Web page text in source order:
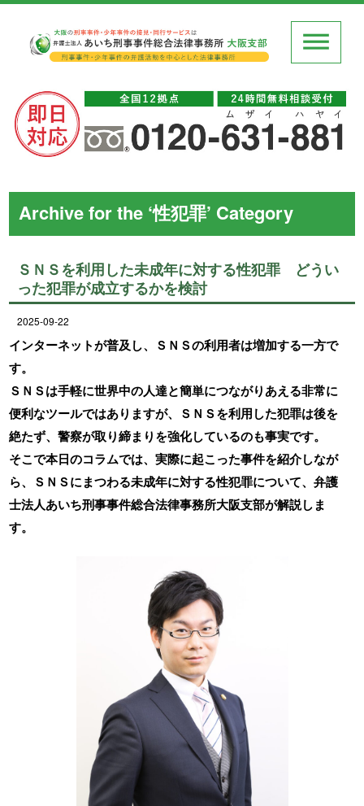
Archive for the ‘性犯罪’ Category
ＳＮＳを利用した未成年に対する性犯罪 どうい
った犯罪が成立するかを検討
2025-09-22
インターネットが普及し、ＳＮＳの利用者は増加する一方で
す。
ＳＮＳは手軽に世界中の人達と簡単につながりあえる非常に
便利なツールではありますが、ＳＮＳを利用した犯罪は後を
絶たず、警察が取り締まりを強化しているのも事実です。
そこで本日のコラムでは、実際に起こった事件を紹介しなが
ら、ＳＮＳにまつわる未成年に対する性犯罪について、弁護
士法人あいち刑事事件総合法律事務所大阪支部が解説しま
す。